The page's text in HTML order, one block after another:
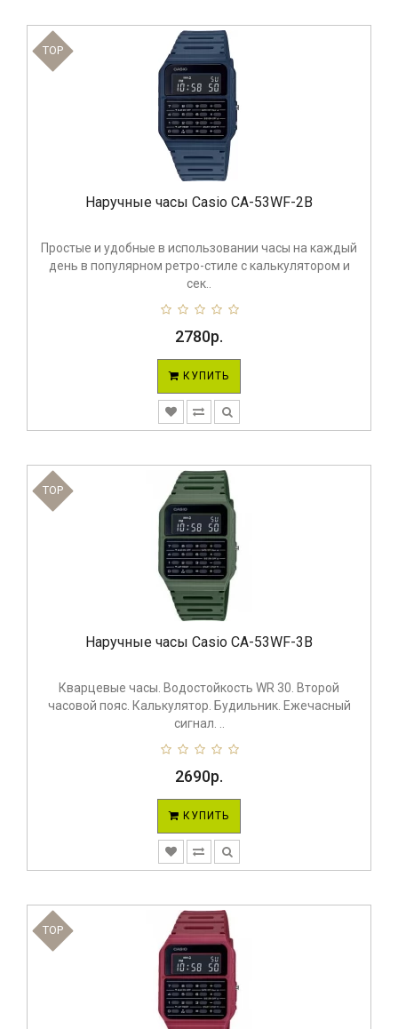
TOP
Наручные часы Casio CA-53WF-2B
Простые и удобные в использовании часы на каждый
день в популярном ретро-стиле с калькулятором и
сек..
2780р.
КУПИТЬ
TOP
Наручные часы Casio CA-53WF-3B
Кварцевые часы. Водостойкость WR 30. Второй
часовой пояс. Калькулятор. Будильник. Ежечасный
сигнал. ..
2690р.
КУПИТЬ
TOP